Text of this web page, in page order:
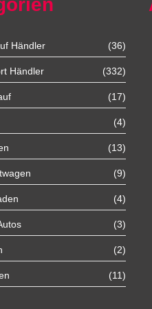
Händler (36)
Händler (332)
(17)
(4)
(13)
(9)
(4)
(3)
(2)
(11)